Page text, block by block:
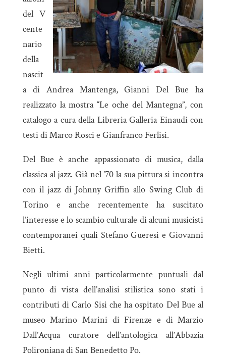
del V
cente
nario
della
nascit
a di Andrea Mantenga, Gianni Del Bue ha
realizzato la mostra “Le oche del Mantegna”, con
catalogo a cura della Libreria Galleria Einaudi con
testi di Marco Rosci e Gianfranco Ferlisi.
Del Bue è anche appassionato di musica, dalla
classica al jazz. Già nel ’70 la sua pittura si incontra
con il jazz di Johnny Griffin allo Swing Club di
Torino e anche recentemente ha suscitato
l’interesse e lo scambio culturale di alcuni musicisti
contemporanei quali Stefano Gueresi e Giovanni
Bietti.
Negli ultimi anni particolarmente puntuali dal
punto di vista dell’analisi stilistica sono stati i
contributi di Carlo Sisi che ha ospitato Del Bue al
museo Marino Marini di Firenze e di Marzio
Dall’Acqua curatore dell’antologica all’Abbazia
Polironiana di San Benedetto Po.